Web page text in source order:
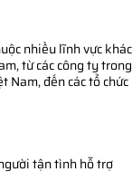
tường, mặt sàn (
sao cung cấp được
đâu?
đại lý cấp 1 chuyên
uy tín, chất lượng
nhiều lĩnh vực khác
từ các công ty trong
Nam, đến các tổ chức
tận tình hỗ trợ